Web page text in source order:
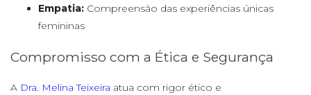
Empatia: Compreensão das experiências únicas
femininas
Compromisso com a Ética e Segurança
A Dra. Melina Teixeira atua com rigor ético e